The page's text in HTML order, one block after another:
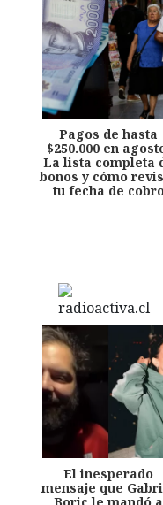
Pagos de hasta
$250.000 en
La lista completa
bonos y cómo
tu fecha de
El inesperado
mensaje que